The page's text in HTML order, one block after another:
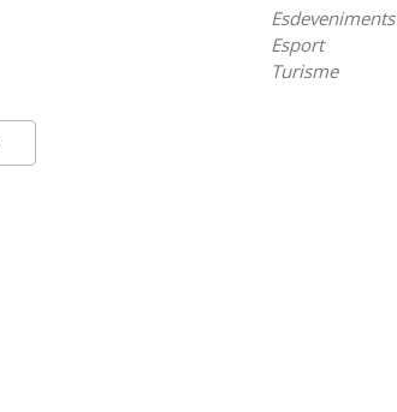
Esdeveniments
Esport
Turisme